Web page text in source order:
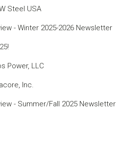
Steel USA
- Winter 2025-2026 Newsletter
Power, LLC
Inc.
- Summer/Fall 2025 Newsletter